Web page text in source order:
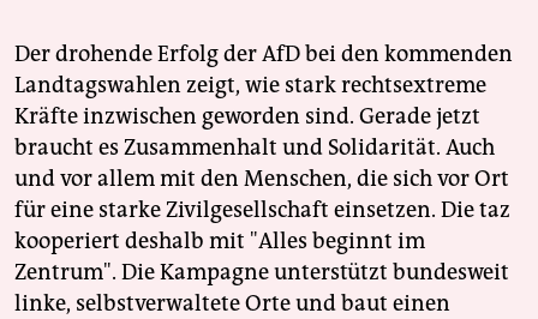
Der drohende Erfolg der AfD bei den kommenden
Landtagswahlen zeigt, wie stark rechtsextreme
Kräfte inzwischen geworden sind. Gerade jetzt
braucht es Zusammenhalt und Solidarität. Auch
und vor allem mit den Menschen, die sich vor Ort
für eine starke Zivilgesellschaft einsetzen. Die taz
kooperiert deshalb mit "Alles beginnt im
Zentrum". Die Kampagne unterstützt bundesweit
linke, selbstverwaltete Orte und baut einen